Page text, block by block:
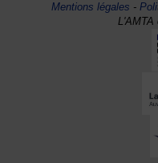
Mentions légales -
L'AMTA